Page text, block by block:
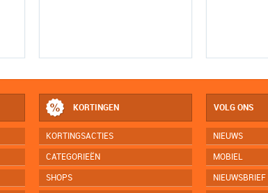
KORTINGEN
KORTINGSACTIES
CATEGORIEËN
SHOPS
VOLG ONS
NIEUWS
MOBIEL
NIEUWSBRIEF